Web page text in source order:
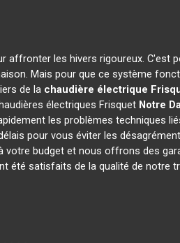
affronter les hivers rigoureux. C'est
Mais pour que ce système
de la chaudière électrique
électriques Frisquet Notre
les problèmes techniques
pour vous éviter les
budget et nous offrons des
été satisfaits de la qualité de notre